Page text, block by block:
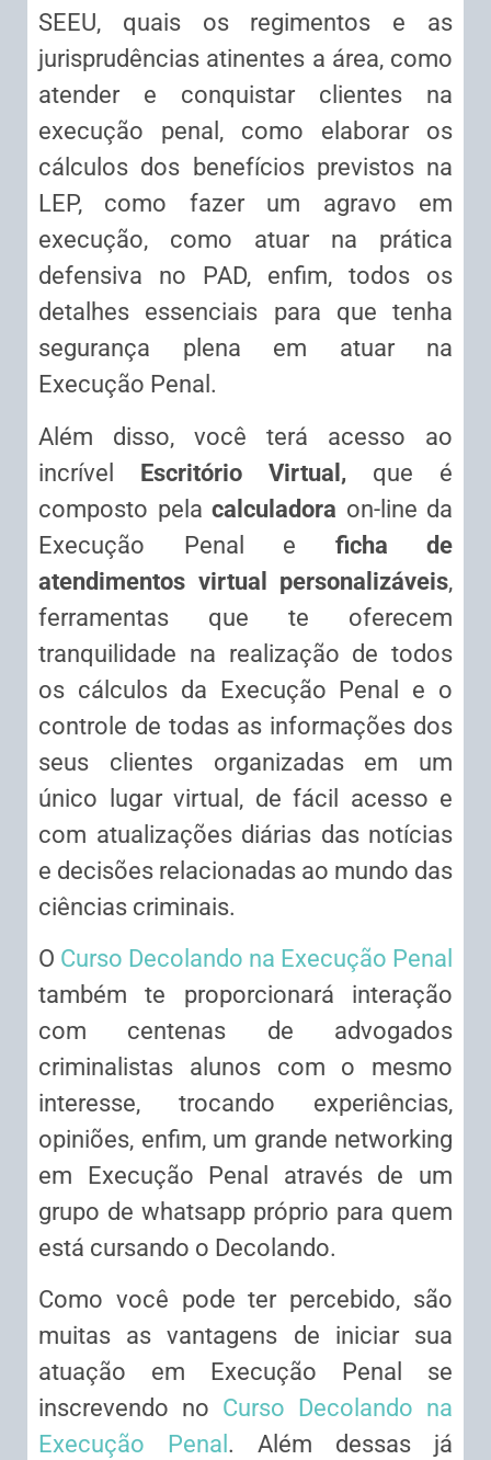
SEEU, quais os regimentos e as
jurisprudências atinentes a área, como
atender e conquistar clientes na
execução penal, como elaborar os
cálculos dos benefícios previstos na
LEP, como fazer um agravo em
execução, como atuar na prática
defensiva no PAD, enfim, todos os
detalhes essenciais para que tenha
segurança plena em atuar na
Execução Penal.
Além disso, você terá acesso ao
incrível Escritório Virtual, que é
composto pela calculadora on-line da
Execução Penal e ficha de
atendimentos virtual personalizáveis,
ferramentas que te oferecem
tranquilidade na realização de todos
os cálculos da Execução Penal e o
controle de todas as informações dos
seus clientes organizadas em um
único lugar virtual, de fácil acesso e
com atualizações diárias das notícias
e decisões relacionadas ao mundo das
ciências criminais.
O Curso Decolando na Execução Penal
também te proporcionará interação
com centenas de advogados
criminalistas alunos com o mesmo
interesse, trocando experiências,
opiniões, enfim, um grande networking
em Execução Penal através de um
grupo de whatsapp próprio para quem
está cursando o Decolando.
Como você pode ter percebido, são
muitas as vantagens de iniciar sua
atuação em Execução Penal se
inscrevendo no Curso Decolando na
Execução Penal . Além dessas já